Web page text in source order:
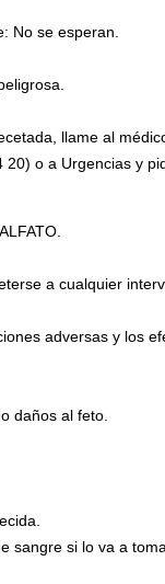
No se esperan.
llame al
20) o a Urgencias y
a cualquier
adversas y los
daños al feto.
sangre si lo va a